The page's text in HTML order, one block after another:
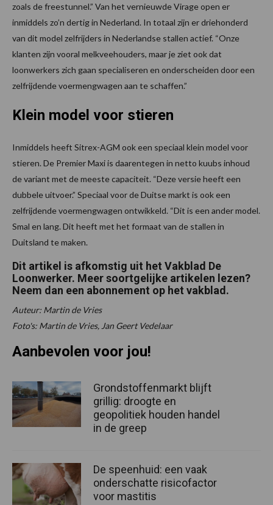
zoals de freestunnel.” Van het vernieuwde Virage open er
inmiddels zo’n dertig in Nederland. In totaal zijn er driehonderd
van dit model zelfrijders in Nederlandse stallen actief. “Onze
klanten zijn vooral melkveehouders, maar je ziet ook dat
loonwerkers zich gaan specialiseren en onderscheiden door een
zelfrijdende voermengwagen aan te schaffen.”
Klein model voor stieren
Inmiddels heeft Sitrex-AGM ook een speciaal klein model voor
stieren. De Premier Maxi is daarentegen in netto kuubs inhoud
de variant met de meeste capaciteit. “Deze versie heeft een
dubbele uitvoer.” Speciaal voor de Duitse markt is ook een
zelfrijdende voermengwagen ontwikkeld. “Dit is een ander model.
Smal en lang. Dit heeft met het formaat van de stallen in
Duitsland te maken.
Dit artikel is afkomstig uit het Vakblad De
Loonwerker. Meer soortgelijke artikelen lezen?
Neem dan een abonnement op het vakblad.
Auteur: Martin de Vries
Foto's: Martin de Vries, Jan Geert Vedelaar
Aanbevolen voor jou!
Grondstoffenmarkt blijft
grillig: droogte en
geopolitiek houden handel
in de greep
De speenhuid: een vaak
onderschatte risicofactor
voor mastitis